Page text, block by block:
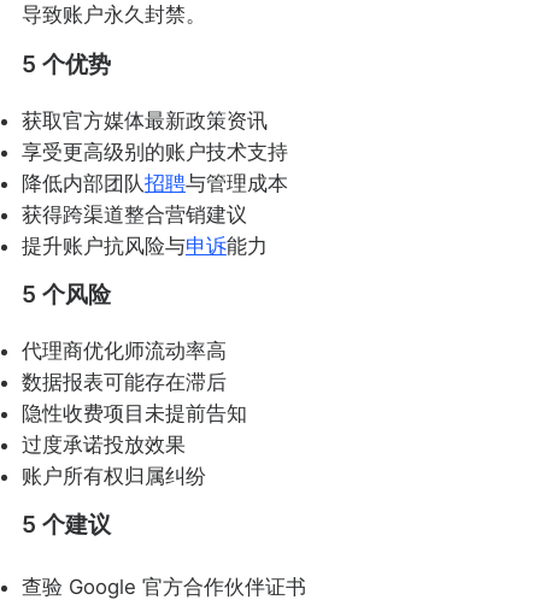
导致账户永久封禁。
5 个优势
获取官方媒体最新政策资讯
享受更高级别的账户技术支持
降低内部团队招聘与管理成本
获得跨渠道整合营销建议
提升账户抗风险与申诉能力
5 个风险
代理商优化师流动率高
数据报表可能存在滞后
隐性收费项目未提前告知
过度承诺投放效果
账户所有权归属纠纷
5 个建议
查验 Google 官方合作伙伴证书